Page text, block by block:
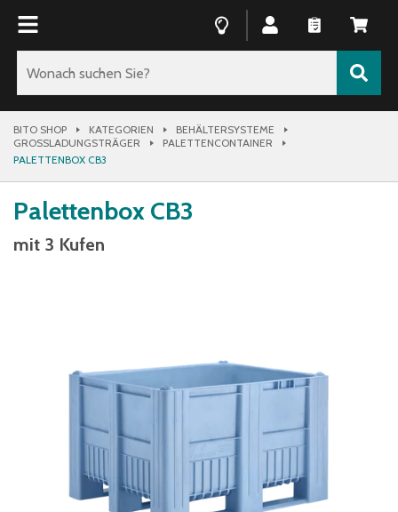
BITO SHOP KATEGORIEN
BEHÄLTERSYSTEME
GROSSLADUNGSTRÄGER
PALETTENCONTAINER
PALETTENBOX CB3
Palettenbox CB3
mit 3 Kufen